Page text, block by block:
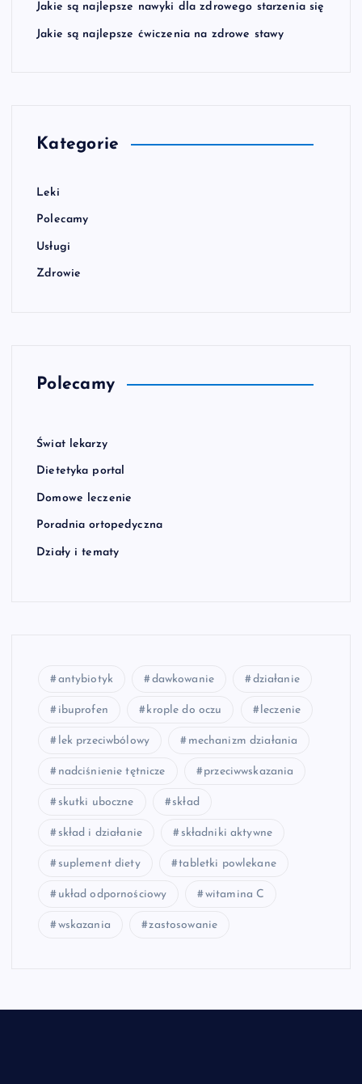
Jakie są najlepsze nawyki dla zdrowego starzenia się
Jakie są najlepsze ćwiczenia na zdrowe stawy
Kategorie
Leki
Polecamy
Usługi
Zdrowie
Polecamy
Świat lekarzy
Dietetyka portal
Domowe leczenie
Poradnia ortopedyczna
Działy i tematy
antybiotyk dawkowanie działanie
ibuprofen krople do oczu leczenie
lek przeciwbólowy mechanizm działania
nadciśnienie tętnicze przeciwwskazania
skutki uboczne skład
skład i działanie składniki aktywne
suplement diety tabletki powlekane
układ odpornościowy witamina C
wskazania zastosowanie